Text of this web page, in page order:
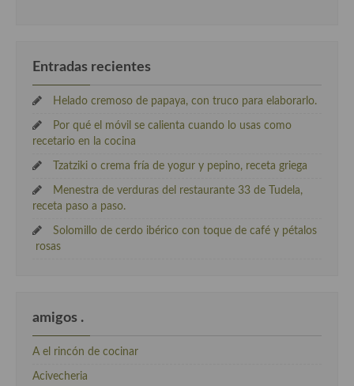
Entradas recientes
Helado cremoso de papaya, con truco para elaborarlo.
Por qué el móvil se calienta cuando lo usas como
recetario en la cocina
Tzatziki o crema fría de yogur y pepino, receta griega
Menestra de verduras del restaurante 33 de Tudela,
receta paso a paso.
Solomillo de cerdo ibérico con toque de café y pétalos
rosas
amigos .
A el rincón de cocinar
Acivecheria